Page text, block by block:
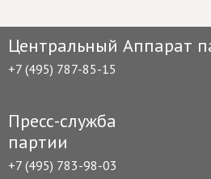
Центральный Аппарат
+7 (495) 787-85-15
Пресс-служба
партии
+7 (495) 783-98-03